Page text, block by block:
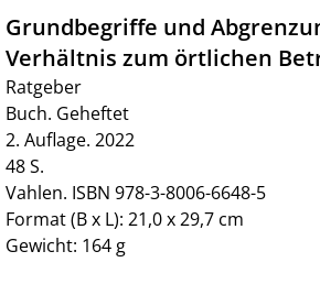
Grundbegriffe und
Verhältnis zum örtlichen
Ratgeber
Buch. Geheftet
2. Auflage. 2022
48 S.
Vahlen. ISBN 978-3-8006-6648-5
Format (B x L): 21,0 x 29,7 cm
Gewicht: 164 g